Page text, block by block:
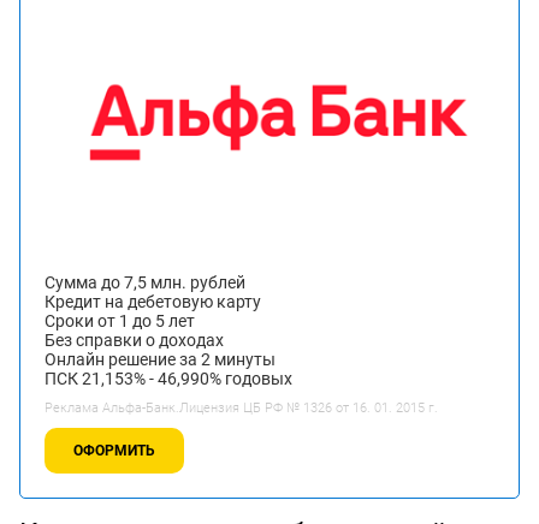
Сумма до 7,5 млн. рублей
Кредит на дебетовую карту
Сроки от 1 до 5 лет
Без справки о доходах
Онлайн решение за 2 минуты
ПСК 21,153% - 46,990% годовых
Реклама Альфа-Банк.Лицензия ЦБ РФ № 1326 от 16. 01. 2015 г.
ОФОРМИТЬ